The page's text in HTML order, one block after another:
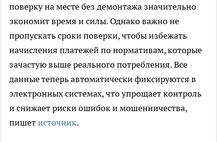
поверку на месте без демонтажа значительно
экономит время и силы. Однако важно не
пропускать сроки поверки, чтобы избежать
начисления платежей по нормативам, которые
зачастую выше реального потребления. Все
данные теперь автоматически фиксируются в
электронных системах, что упрощает контроль
и снижает риски ошибок и мошенничества,
пишетисточник.